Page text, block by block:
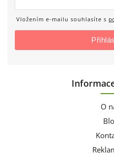
Vložením e-mailu souhlasíte s
O